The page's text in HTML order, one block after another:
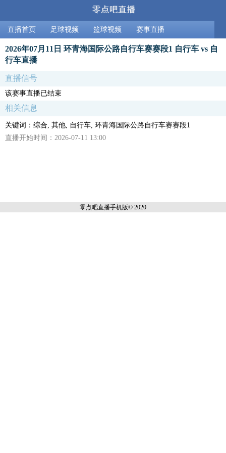
直播首页 足球视频 篮球视频 赛事直播
2026年07月11日 环青海国际公路自行车赛赛段1 自行车 vs 自
行车直播
直播信号
该赛事直播已结束
相关信息
关键词：综合, 其他, 自行车, 环青海国际公路自行车赛赛段1
直播开始时间：2026-07-11 13:00
零点吧直播手机版© 2020